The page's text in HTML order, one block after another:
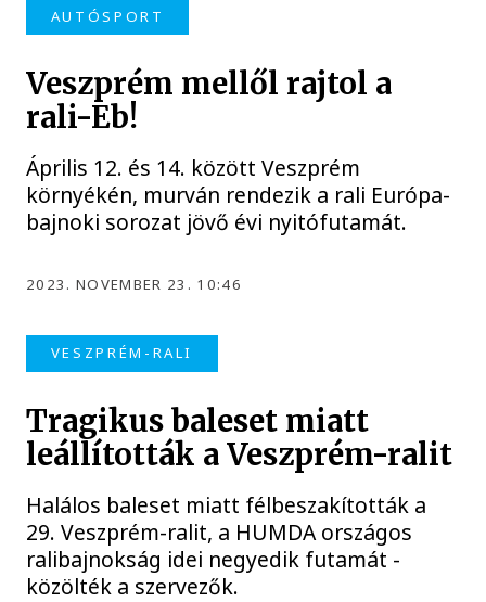
AUTÓSPORT
Veszprém mellől rajtol a
rali-Eb!
Április 12. és 14. között Veszprém
környékén, murván rendezik a rali Európa-
bajnoki sorozat jövő évi nyitófutamát.
2023. NOVEMBER 23. 10:46
VESZPRÉM-RALI
Tragikus baleset miatt
leállították a Veszprém-ralit
Halálos baleset miatt félbeszakították a
29. Veszprém-ralit, a HUMDA országos
ralibajnokság idei negyedik futamát -
közölték a szervezők.